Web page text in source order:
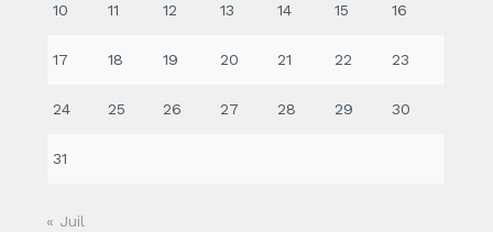
10 11 12 13 14 15 16
17 18 19 20 21 22 23
24 25 26 27 28 29 30
31
« Juil